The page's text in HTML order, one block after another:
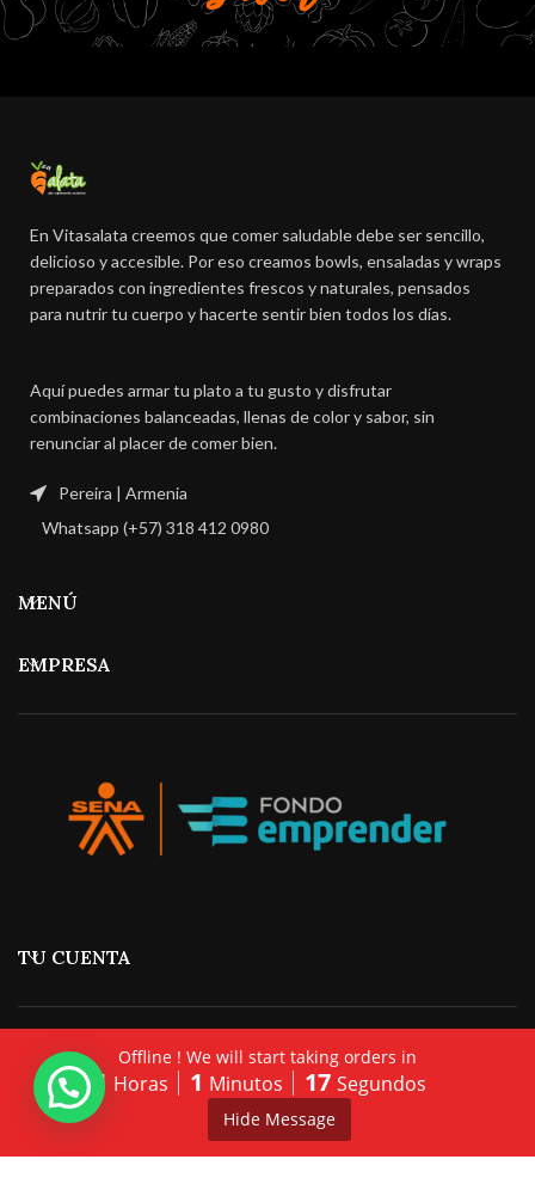
En Vitasalata creemos que comer saludable debe ser sencillo,
delicioso y accesible. Por eso creamos bowls, ensaladas y wraps
preparados con ingredientes frescos y naturales, pensados
para nutrir tu cuerpo y hacerte sentir bien todos los días.
Aquí puedes armar tu plato a tu gusto y disfrutar
combinaciones balanceadas, llenas de color y sabor, sin
renunciar al placer de comer bien.
Pereira | Armenia
Whatsapp (+57) 318 412 0980
MENÚ
EMPRESA
TU CUENTA
HORARIOS PEDIDOS
Offline ! We will start taking orders in
1 Horas 1 Minutos 17 Segundos
Hide Message
Menú Bowls